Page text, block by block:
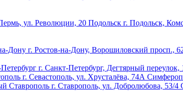
ул. Революции, 20 Подольск г. Подольск,
Дону г. Ростов-на-Дону, Ворошиловский просп.,
г. Санкт-Петербург, Дегтярный переулок,
г. Севастополь, ул. Хрусталёва, 74А
Ставрополь г. Ставрополь, ул. Добролюбова, 53/4